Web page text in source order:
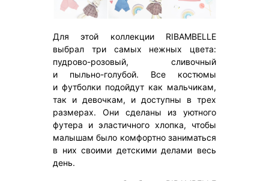
Для этой коллекции RIBAMBELLE
выбрал три самых нежных цвета:
пудрово-розовый, сливочный
и пыльно-голубой. Все костюмы
и футболки подойдут как мальчикам,
так и девочкам, и доступны в трех
размерах. Они сделаны из уютного
футера и эластичного хлопка, чтобы
малышам было комфортно заниматься
в них своими детскими делами весь
день.